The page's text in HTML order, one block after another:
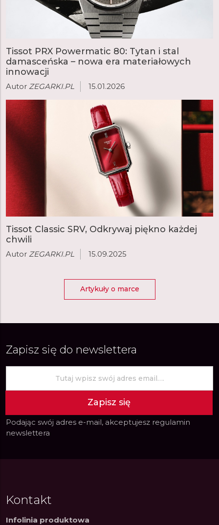
Tissot PRX Powermatic 80: Tytan i stal
damasceńska – nowa era materiałowych
innowacji
Autor ZEGARKI.PL 15.01.2026
Tissot Classic SRV, Odkrywaj piękno każdej
chwili
Autor ZEGARKI.PL 15.09.2025
Artykuły o marce
Zapisz się do newslettera
Zapisz się
Podając swój adres e-mail, akceptujesz regulamin
newslettera
Kontakt
Infolinia produktowa